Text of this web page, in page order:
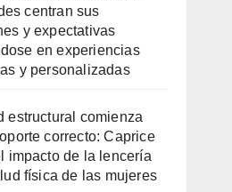
centran sus
y expectativas
en experiencias
y personalizadas
estructural comienza
correcto: Caprice
impacto de la lencería
física de las mujeres